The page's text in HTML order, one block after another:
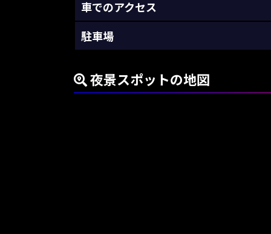
車でのアクセス
駐車場
夜景スポットの地図